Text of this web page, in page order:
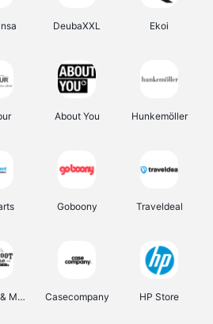
DeubaXXL Ekoi
About You Hunkemöller
Goboony Traveldeal
Barefoot & More Casecompany HP Store